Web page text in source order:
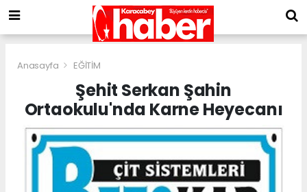
Anasayfa EĞİTİM
Şehit Serkan Şahin
Ortaokulu'nda Karne Heyecanı